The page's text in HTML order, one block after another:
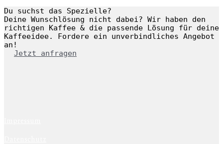
Du suchst das Spezielle?
Deine Wunschlösung nicht dabei? Wir haben den
richtigen Kaffee & die passende Lösung für deine
Kaffeeidee. Fordere ein unverbindliches Angebot
an!
Jetzt anfragen